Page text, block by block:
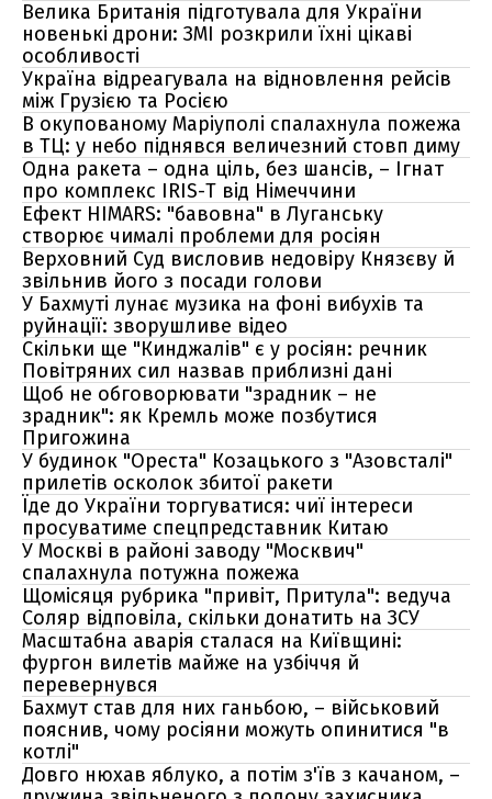
Велика Британія підготувала для України
новенькі дрони: ЗМІ розкрили їхні цікаві
особливості
Україна відреагувала на відновлення рейсів
між Грузією та Росією
В окупованому Маріуполі спалахнула пожежа
в ТЦ: у небо піднявся величезний стовп диму
Одна ракета – одна ціль, без шансів, – Ігнат
про комплекс IRIS-T від Німеччини
Ефект HIMARS: "бавовна" в Луганську
створює чималі проблеми для росіян
Верховний Суд висловив недовіру Князєву й
звільнив його з посади голови
У Бахмуті лунає музика на фоні вибухів та
руйнації: зворушливе відео
Скільки ще "Кинджалів" є у росіян: речник
Повітряних сил назвав приблизні дані
Щоб не обговорювати "зрадник – не
зрадник": як Кремль може позбутися
Пригожина
У будинок "Ореста" Козацького з "Азовсталі"
прилетів осколок збитої ракети
Їде до України торгуватися: чиї інтереси
просуватиме спецпредставник Китаю
У Москві в районі заводу "Москвич"
спалахнула потужна пожежа
Щомісяця рубрика "привіт, Притула": ведуча
Соляр відповіла, скільки донатить на ЗСУ
Масштабна аварія сталася на Київщині:
фургон вилетів майже на узбіччя й
перевернувся
Бахмут став для них ганьбою, – військовий
пояснив, чому росіяни можуть опинитися "в
котлі"
Довго нюхав яблуко, а потім з'їв з качаном, –